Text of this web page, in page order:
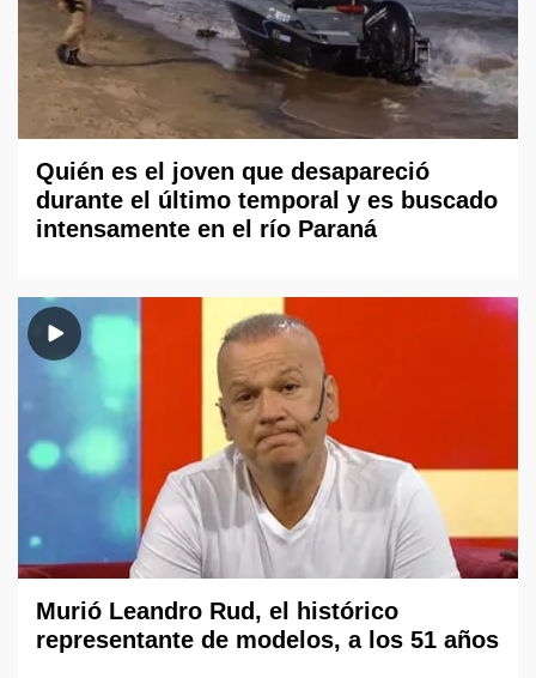
Quién es el joven que desapareció
durante el último temporal y es buscado
intensamente en el río Paraná
Murió Leandro Rud, el histórico
representante de modelos, a los 51 años